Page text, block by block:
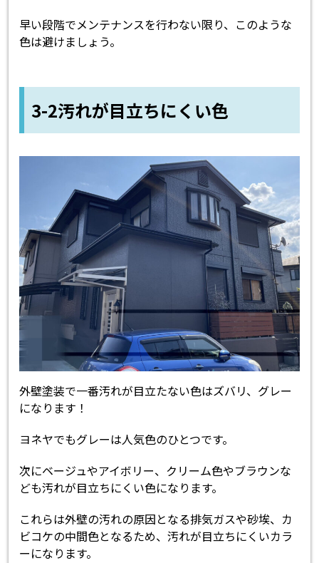
早い段階でメンテナンスを行わない限り、このような
色は避けましょう。
3-2汚れが目立ちにくい色
外壁塗装で一番汚れが目立たない色はズバリ、グレー
になります！
ヨネヤでもグレーは人気色のひとつです。
次にベージュやアイボリー、クリーム色やブラウンな
ども汚れが目立ちにくい色になります。
これらは外壁の汚れの原因となる排気ガスや砂埃、カ
ビコケの中間色となるため、汚れが目立ちにくいカラ
ーになります。